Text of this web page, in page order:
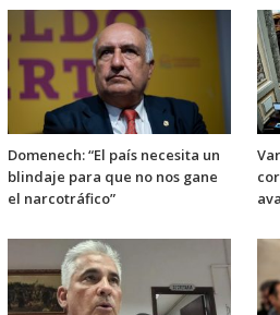
Domenech: “El país necesita un
blindaje para que no nos gane
el narcotráfico”